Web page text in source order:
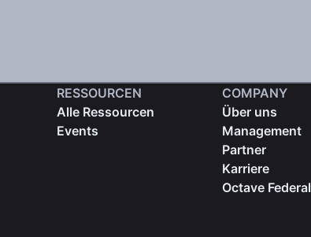
RESSOURCEN
Alle Ressourcen
Events
COMPANY
Über uns
Management
Partner
Karriere
Octave Federal